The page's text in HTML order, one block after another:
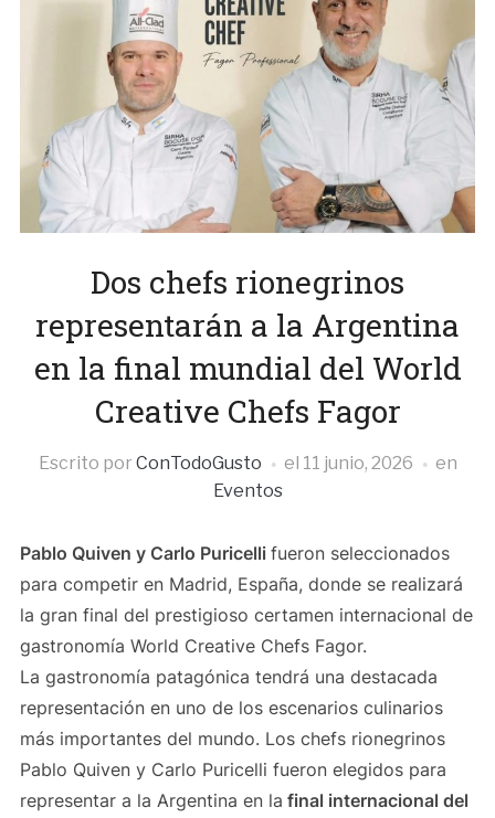
Dos chefs rionegrinos
representarán a la Argentina
en la final mundial del World
Creative Chefs Fagor
Escrito por ConTodoGusto el 11 junio, 2026
en
Eventos
Pablo Quiven y Carlo Puricelli fueron seleccionados
para competir en Madrid, España, donde se realizará
la gran final del prestigioso certamen internacional de
gastronomía World Creative Chefs Fagor.
La gastronomía patagónica tendrá una destacada
representación en uno de los escenarios culinarios
más importantes del mundo. Los chefs rionegrinos
Pablo Quiven y Carlo Puricelli fueron elegidos para
representar a la Argentina en la final internacional del